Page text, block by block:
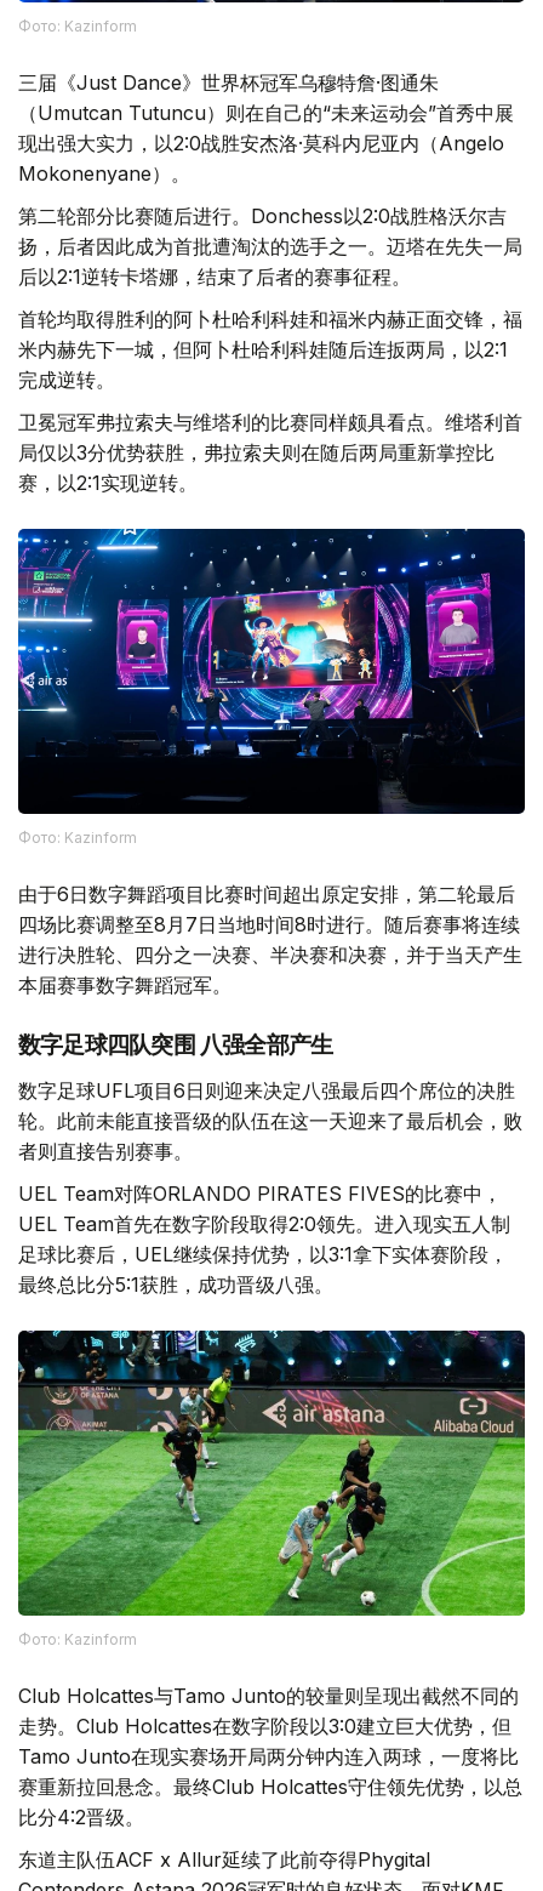
Фото: Kazinform
三届《Just Dance》世界杯冠军乌穆特詹·图通朱
（Umutcan Tutuncu）则在自己的“未来运动会”首秀中展
现出强大实力，以2:0战胜安杰洛·莫科内尼亚内（Angelo
Mokonenyane）。
第二轮部分比赛随后进行。Donchess以2:0战胜格沃尔吉
扬，后者因此成为首批遭淘汰的选手之一。迈塔在先失一局
后以2:1逆转卡塔娜，结束了后者的赛事征程。
首轮均取得胜利的阿卜杜哈利科娃和福米内赫正面交锋，福
米内赫先下一城，但阿卜杜哈利科娃随后连扳两局，以2:1
完成逆转。
卫冕冠军弗拉索夫与维塔利的比赛同样颇具看点。维塔利首
局仅以3分优势获胜，弗拉索夫则在随后两局重新掌控比
赛，以2:1实现逆转。
Фото: Kazinform
由于6日数字舞蹈项目比赛时间超出原定安排，第二轮最后
四场比赛调整至8月7日当地时间8时进行。随后赛事将连续
进行决胜轮、四分之一决赛、半决赛和决赛，并于当天产生
本届赛事数字舞蹈冠军。
数字足球四队突围 八强全部产生
数字足球UFL项目6日则迎来决定八强最后四个席位的决胜
轮。此前未能直接晋级的队伍在这一天迎来了最后机会，败
者则直接告别赛事。
UEL Team对阵ORLANDO PIRATES FIVES的比赛中，
UEL Team首先在数字阶段取得2:0领先。进入现实五人制
足球比赛后，UEL继续保持优势，以3:1拿下实体赛阶段，
最终总比分5:1获胜，成功晋级八强。
Фото: Kazinform
Club Holcattes与Tamo Junto的较量则呈现出截然不同的
走势。Club Holcattes在数字阶段以3:0建立巨大优势，但
Tamo Junto在现实赛场开局两分钟内连入两球，一度将比
赛重新拉回悬念。最终Club Holcattes守住领先优势，以总
比分4:2晋级。
东道主队伍ACF x Allur延续了此前夺得Phygital